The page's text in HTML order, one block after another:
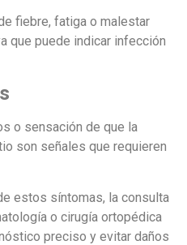
fiebre, fatiga o malestar
que puede indicar infección
o sensación de que la
son señales que requieren
estos síntomas, la consulta
o cirugía ortopédica
preciso y evitar daños